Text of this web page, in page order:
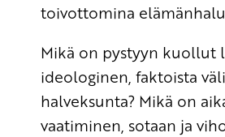
toivottomina
Mikä on pystyyn kuollut
ideologinen, faktoista
halveksunta? Mikä on
vaatiminen, sotaan ja